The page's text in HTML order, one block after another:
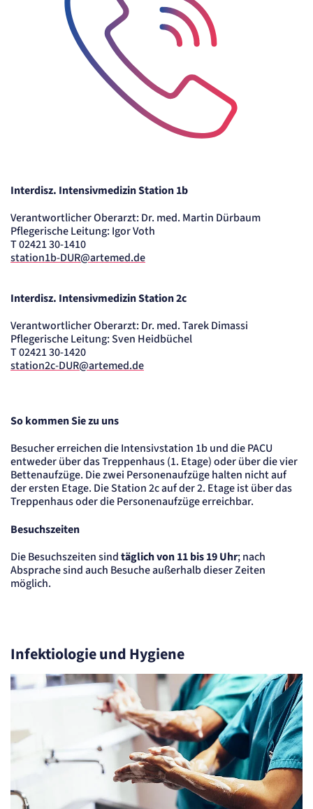
Interdisz. Intensivmedizin Station 1b
Verantwortlicher Oberarzt: Dr. med. Martin Dürbaum
Pflegerische Leitung: Igor Voth
T 02421 30-1410
station1b-DUR@artemed.de
Interdisz. Intensivmedizin Station 2c
Verantwortlicher Oberarzt: Dr. med. Tarek Dimassi
Pflegerische Leitung: Sven Heidbüchel
T 02421 30-1420
station2c-DUR@artemed.de
So kommen Sie zu uns
Besucher erreichen die Intensivstation 1b und die PACU
entweder über das Treppenhaus (1. Etage) oder über die vier
Bettenaufzüge. Die zwei Personenaufzüge halten nicht auf
der ersten Etage. Die Station 2c auf der 2. Etage ist über das
Treppenhaus oder die Personenaufzüge erreichbar.
Besuchszeiten
Die Besuchszeiten sindtäglich von 11 bis 19 Uhr; nach
Absprache sind auch Besuche außerhalb dieser Zeiten
möglich.
Infektiologie und Hygiene